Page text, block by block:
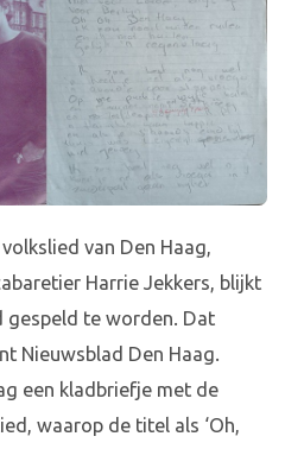
van Den Haag,
Harrie Jekkers, blijkt
gespeld te worden. Dat
Nieuwsblad Den Haag.
een kladbriefje met de
waarop de titel als ‘Oh,